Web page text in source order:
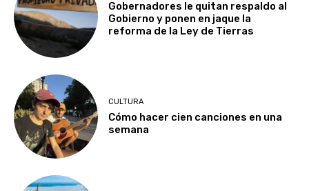
Gobernadores le quitan respaldo al
Gobierno y ponen en jaque la
reforma de la Ley de Tierras
CULTURA
Cómo hacer cien canciones en una
semana